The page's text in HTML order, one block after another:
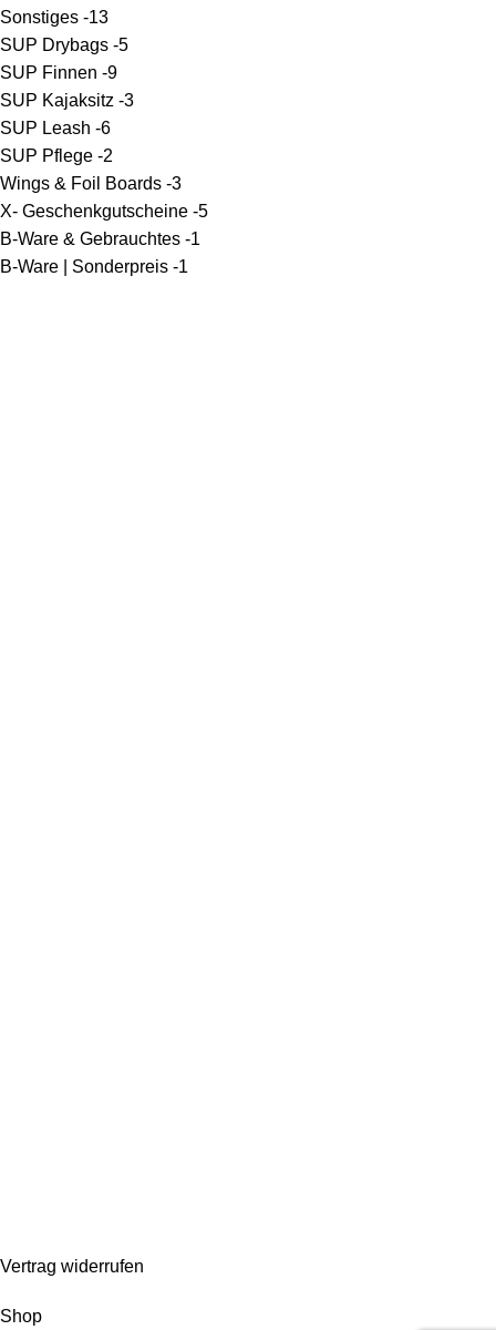
Sonstiges -13
SUP Drybags -5
SUP Finnen -9
SUP Kajaksitz -3
SUP Leash -6
SUP Pflege -2
Wings & Foil Boards -3
X- Geschenkgutscheine -5
B-Ware & Gebrauchtes -1
B-Ware | Sonderpreis -1
Vertrag widerrufen
Shop